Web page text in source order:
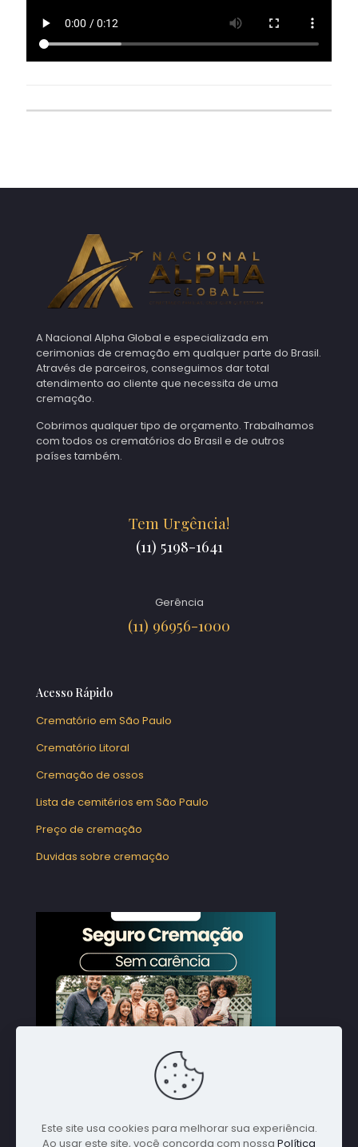
A Nacional Alpha Global e especializada em
cerimonias de cremação em qualquer parte do Brasil.
Através de parceiros, conseguimos dar total
atendimento ao cliente que necessita de uma
cremação.
Cobrimos qualquer tipo de orçamento. Trabalhamos
com todos os crematórios do Brasil e de outros
países também.
Tem Urgência!
(11) 5198-1641
Gerência
(11) 96956-1000
Acesso Rápido
Crematório em São Paulo
Crematório Litoral
Cremação de ossos
Lista de cemitérios em São Paulo
Preço de cremação
Duvidas sobre cremação
Este site usa cookies para melhorar sua experiência.
Ao usar este site, você concorda com nossa Política